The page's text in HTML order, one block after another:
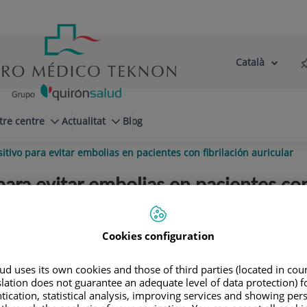
Selector
Llenguatge
Català
centre Actualitat Blog
para evitar embolias en pacientes con fibrilación auricular
evitar embolias en pacientes
El Pilar - Centre Cardiovascular Sant
Ultraseal en pacientes con alto
Cookies configuration
uses its own cookies and those of third parties (located in
does not guarantee an adequate level of data protection)
statistical analysis, improving services and showing